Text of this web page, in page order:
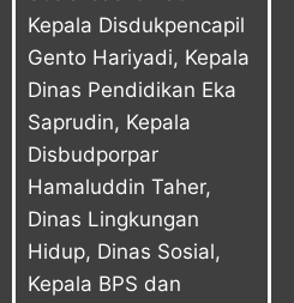
Kepala Disdukpencapil
Gento Hariyadi, Kepala
Dinas Pendidikan Eka
Saprudin, Kepala
Disbudporpar
Hamaluddin Taher,
Dinas Lingkungan
Hidup, Dinas Sosial,
Kepala BPS dan